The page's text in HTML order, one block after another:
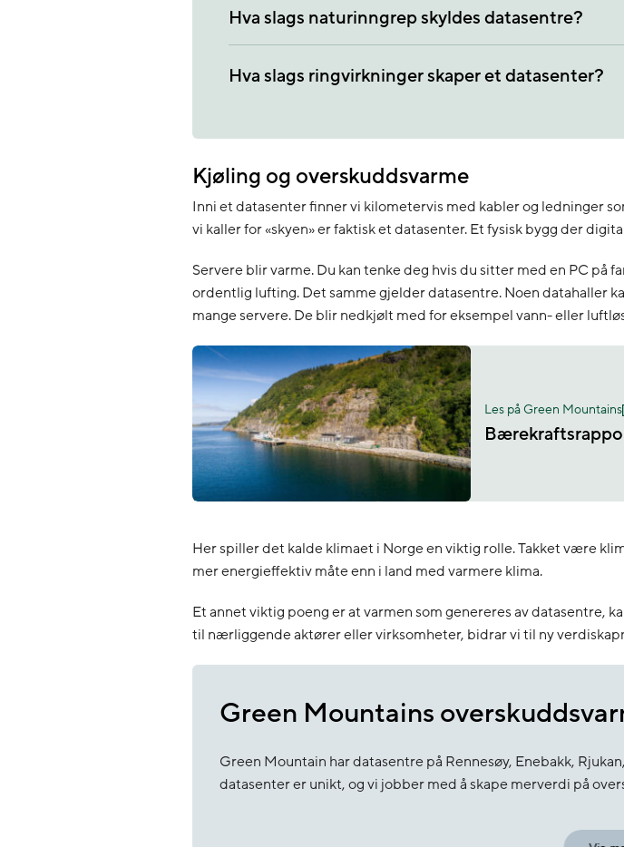
Hva slags naturinngrep skyldes datasentre?
Hva slags ringvirkninger skaper et datasenter?
Kjøling og overskuddsvarme
Inni et datasenter finner vi kilometervis med kabler og ledninger
vi kaller for «skyen» er faktisk et datasenter. Et fysisk bygg der
Servere blir varme. Du kan tenke deg hvis du sitter med en PC på
ordentlig lufting. Det samme gjelder datasentre. Noen datahaller
mange servere. De blir nedkjølt med for eksempel vann- eller
Les på Green Mountains
Her spiller det kalde klimaet i Norge en viktig rolle. Takket være
mer energieffektiv måte enn i land med varmere klima.
Et annet viktig poeng er at varmen som genereres av datasentre,
til nærliggende aktører eller virksomheter, bidrar vi til ny
Green Mountains
Green Mountain har datasentre på Rennesøy, Enebakk,
datasenter er unikt, og vi jobber med å skape merverdi på
På Rennesøy bruker vi fjordvann til nedkjøling av